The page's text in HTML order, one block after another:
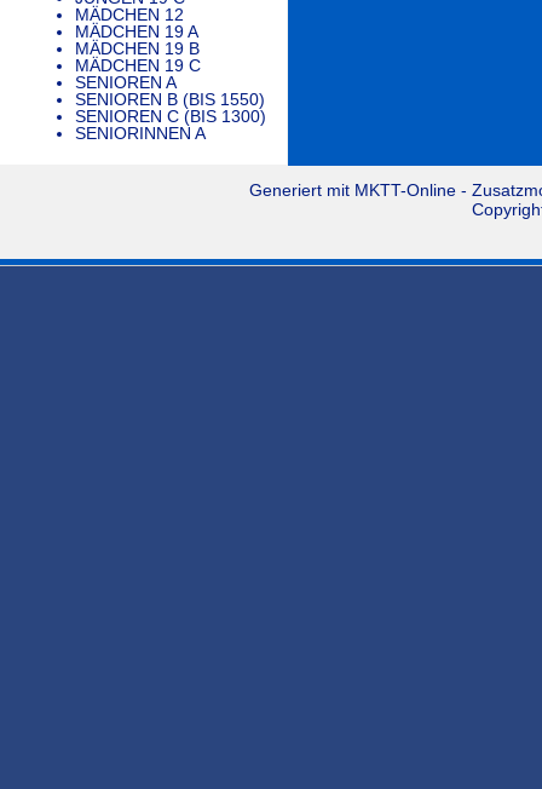
MÄDCHEN 12
MÄDCHEN 19 A
MÄDCHEN 19 B
MÄDCHEN 19 C
SENIOREN A
SENIOREN B (BIS 1550)
SENIOREN C (BIS 1300)
SENIORINNEN A
Generiert mit MKTT-Online-